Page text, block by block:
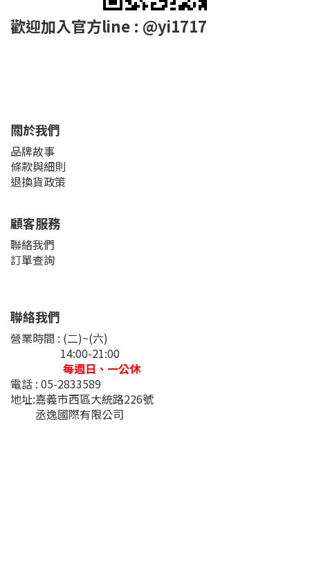
歡迎加入官方line : @yi1717
關於我們
品牌故事
條款與細則
退換貨政策
顧客服務
聯絡我們
訂單查詢
聯絡我們
營業時間 : (二)~(六)
14:00-21:00
每週日、一公休
電話 : 05-2833589
地址:嘉義市西區大統路226號
丞逸國際有限公司